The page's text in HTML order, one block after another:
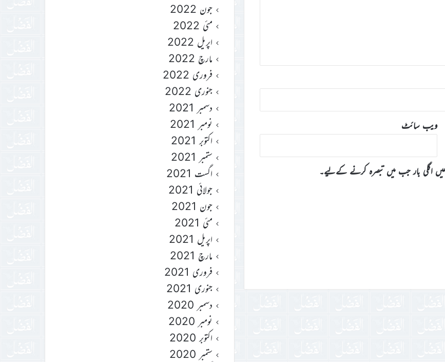
ویب‌ سائٹ
اگلی بار جب میں تبصرہ کرنے کےلیے۔
جون 2022
مئی 2022
اپریل 2022
مارچ 2022
فروری 2022
جنوری 2022
دسمبر 2021
نومبر 2021
اکتوبر 2021
ستمبر 2021
اگست 2021
جولائی 2021
جون 2021
مئی 2021
اپریل 2021
مارچ 2021
فروری 2021
جنوری 2021
دسمبر 2020
نومبر 2020
اکتوبر 2020
ستمبر 2020